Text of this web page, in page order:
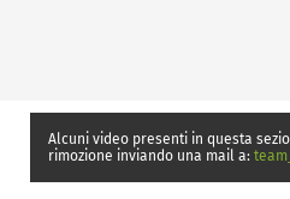
Alcuni video presenti in questa
rimozione inviando una mail a: